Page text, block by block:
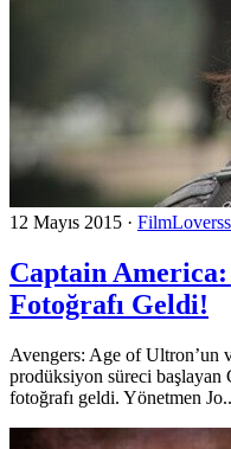
12 Mayıs 2015 · FilmLoverss
Captain
Fotoğrafı Geldi!
Avengers: Age of Ultron’un
prodüksiyon süreci
fotoğrafı geldi. Yönetmen